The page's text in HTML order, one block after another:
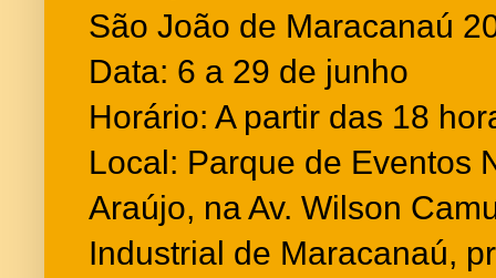
São João de Maracanaú
Data: 6 a 29 de junho
Horário: A partir das 18
Local: Parque de Eventos
Araújo, na Av. Wilson
Industrial de Maracanaú,